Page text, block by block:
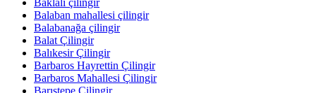
Baklalı çilingir
Balaban mahallesi çilingir
Balabanağa çilingir
Balat Çilingir
Balıkesir Çilingir
Barbaros Hayrettin Çilingir
Barbaros Mahallesi Çilingir
Barıştepe Çilingir